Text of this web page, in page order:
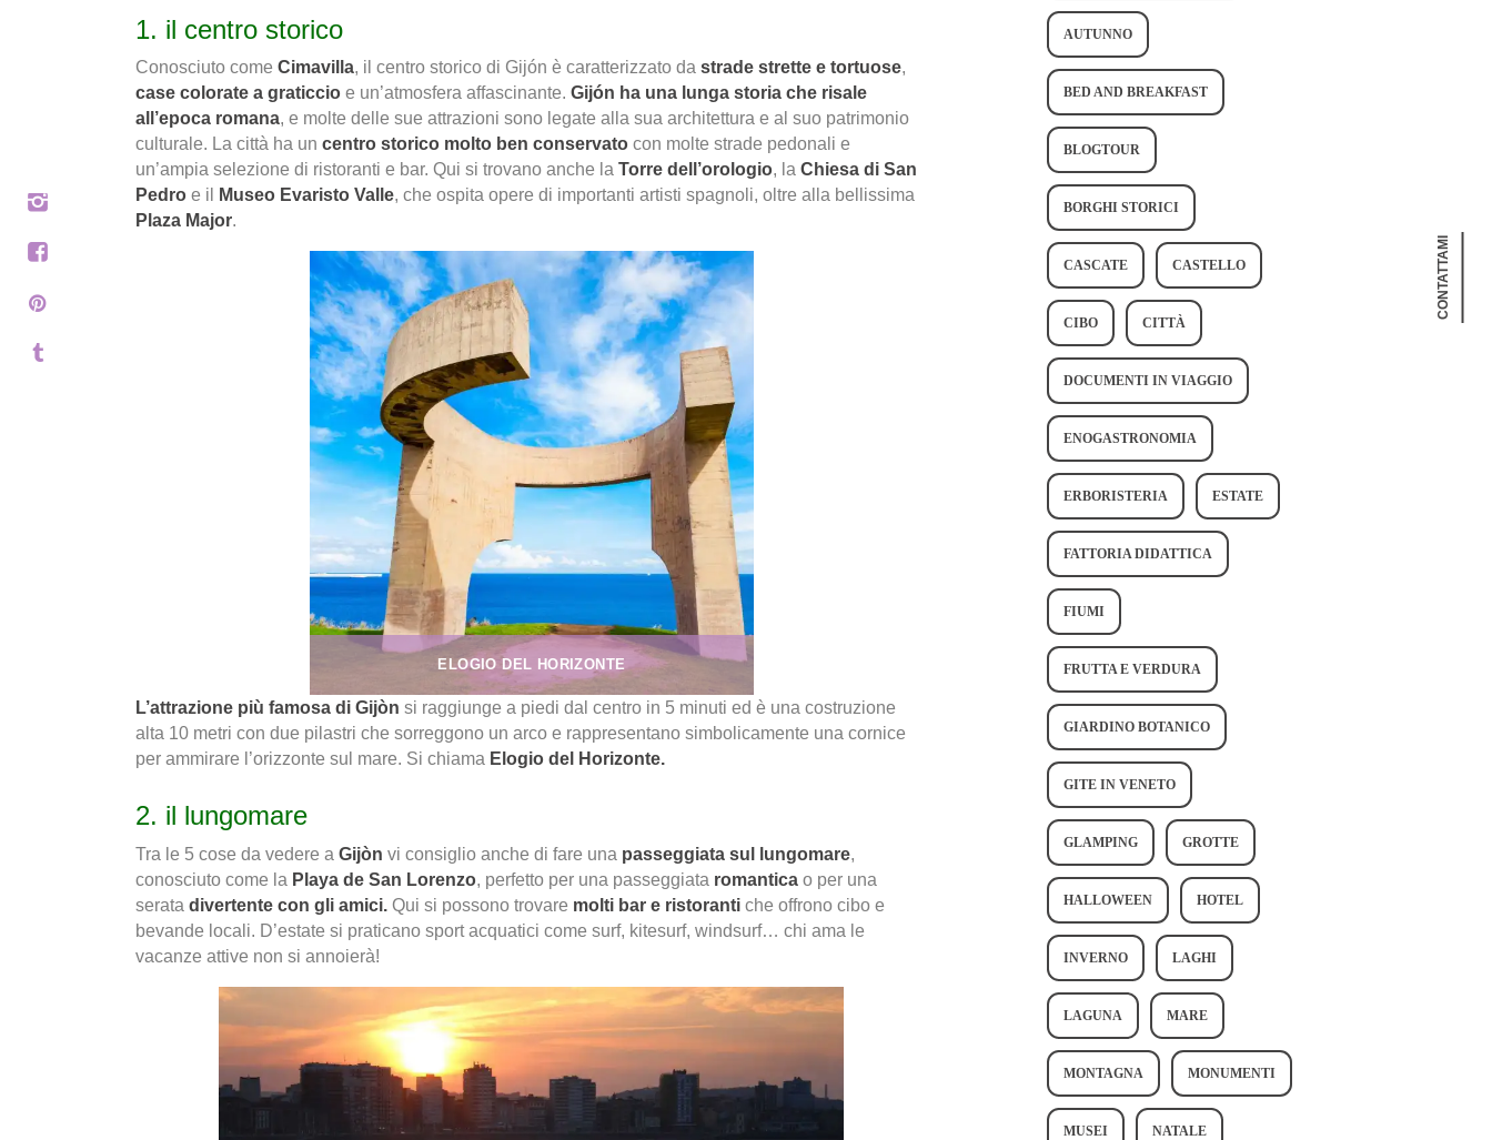
1. il centro storico
Conosciuto come Cimavilla, il centro storico di Gijón è caratterizzato da strade strette e tortuose,
case colorate a graticcio e un’atmosfera affascinante. Gijón ha una lunga storia che risale
all’epoca romana, e molte delle sue attrazioni sono legate alla sua architettura e al suo patrimonio
culturale. La città ha un centro storico molto ben conservato con molte strade pedonali e
un’ampia selezione di ristoranti e bar. Qui si trovano anche la Torre dell’orologio, la Chiesa di San
Pedro e il Museo Evaristo Valle, che ospita opere di importanti artisti spagnoli, oltre alla bellissima
Plaza Major.
ELOGIO DEL HORIZONTE
L’attrazione più famosa di Gijòn si raggiunge a piedi dal centro in 5 minuti ed è una costruzione
alta 10 metri con due pilastri che sorreggono un arco e rappresentano simbolicamente una cornice
per ammirare l’orizzonte sul mare. Si chiama Elogio del Horizonte.
2. il lungomare
Tra le 5 cose da vedere a Gijòn vi consiglio anche di fare una passeggiata sul lungomare,
conosciuto come la Playa de San Lorenzo, perfetto per una passeggiata romantica o per una
serata divertente con gli amici. Qui si possono trovare molti bar e ristoranti che offrono cibo e
bevande locali. D’estate si praticano sport acquatici come surf, kitesurf, windsurf… chi ama le
vacanze attive non si annoierà!
AUTUNNO
BED AND BREAKFAST
BLOGTOUR
BORGHI STORICI
CASCATE CASTELLO
CIBO CITTÀ
DOCUMENTI IN VIAGGIO
ENOGASTRONOMIA
ERBORISTERIA ESTATE
FATTORIA DIDATTICA
FIUMI
FRUTTA E VERDURA
GIARDINO BOTANICO
GITE IN VENETO
GLAMPING GROTTE
HALLOWEEN HOTEL
INVERNO LAGHI
LAGUNA MARE
MONTAGNA MONUMENTI
MUSEI NATALE
CONTATTAMI